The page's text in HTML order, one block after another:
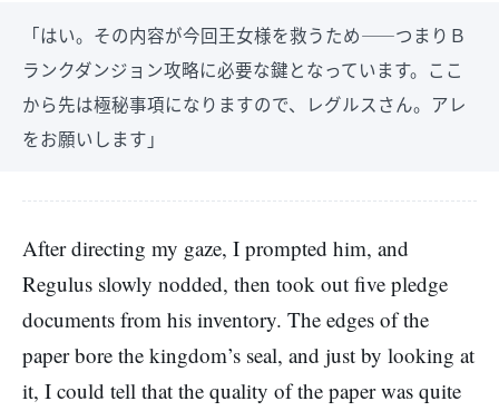
「はい。その内容が今回王女様を救うため――つまりＢ
ランクダンジョン攻略に必要な鍵となっています。ここ
から先は極秘事項になりますので、レグルスさん。アレ
をお願いします」
After directing my gaze, I prompted him, and
Regulus slowly nodded, then took out five pledge
documents from his inventory. The edges of the
paper bore the kingdom’s seal, and just by looking at
it, I could tell that the quality of the paper was quite